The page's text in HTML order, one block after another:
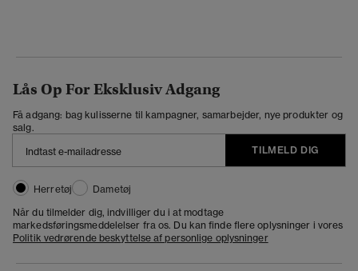
Lås Op For Eksklusiv Adgang
Få adgang: bag kulisserne til kampagner, samarbejder, nye produkter og
salg.
TILMELD DIG
Herretøj
Dametøj
Når du tilmelder dig, indvilliger du i at modtage
markedsføringsmeddelelser fra os. Du kan finde flere oplysninger i vores
Politik vedrørende beskyttelse af personlige oplysninger